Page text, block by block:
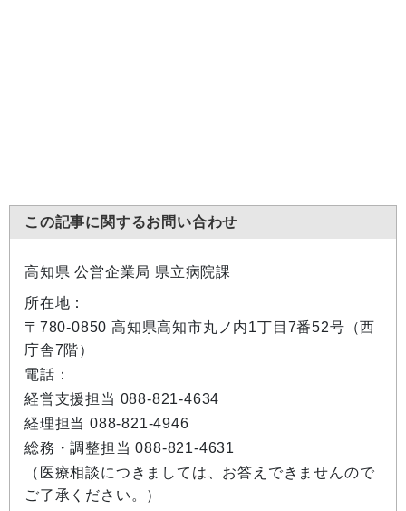
この記事に関するお問い合わせ
高知県 公営企業局 県立病院課
所在地：
〒780-0850 高知県高知市丸ノ内1丁目7番52号（西
庁舎7階）
電話：
経営支援担当 088-821-4634
経理担当 088-821-4946
総務・調整担当 088-821-4631
（医療相談につきましては、お答えできませんので
ご了承ください。）